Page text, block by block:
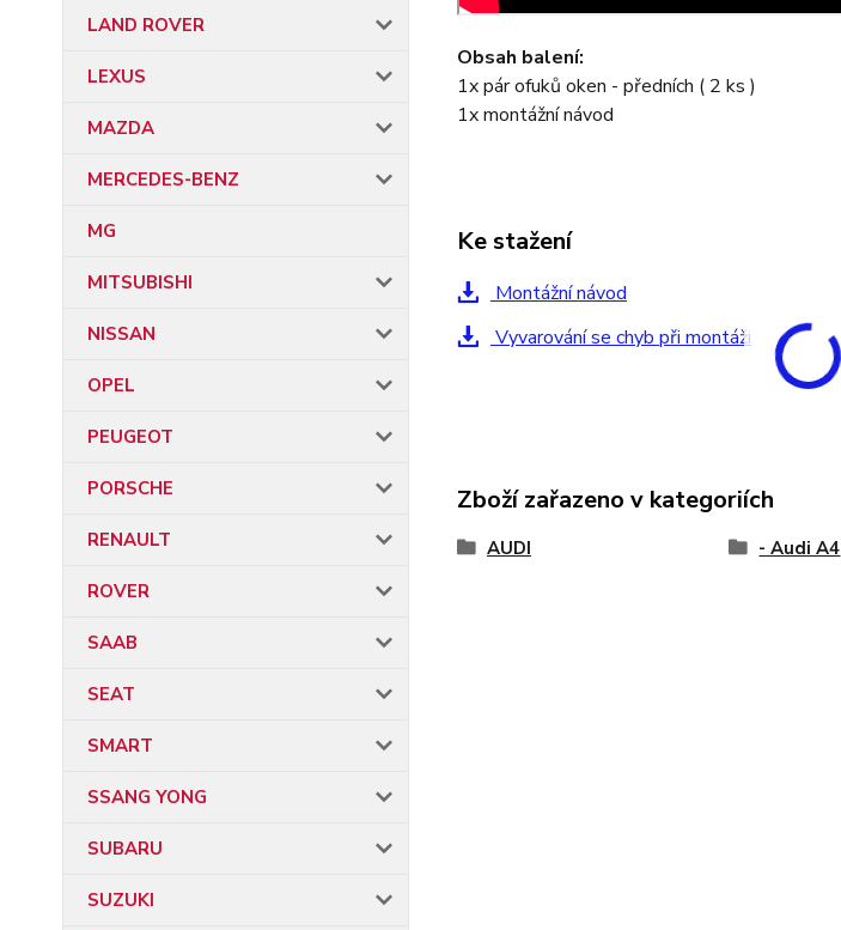
LAND ROVER
LEXUS
MAZDA
MERCEDES-BENZ
MG
MITSUBISHI
NISSAN
OPEL
PEUGEOT
PORSCHE
RENAULT
ROVER
SAAB
SEAT
SMART
SSANG YONG
SUBARU
SUZUKI
Obsah balení:
1x pár ofuků oken - předních ( 2 ks )
1x montážní návod
Ke stažení
Montážní návod
Vyvarování se chyb při montáži
Zboží zařazeno v kategoriích
AUDI - Audi A4